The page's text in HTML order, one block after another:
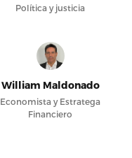
Política y justicia
William Maldonado
Economista y Estratega
Financiero